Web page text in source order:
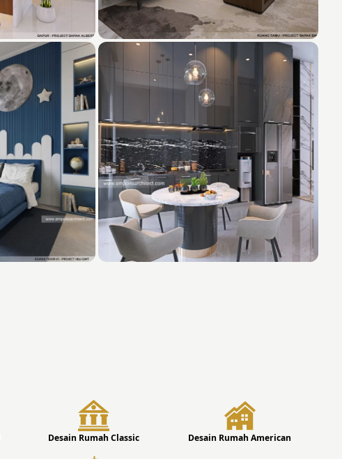
Desain Rumah Classic Desain Rumah American